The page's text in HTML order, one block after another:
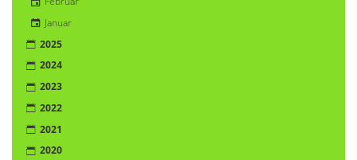
Januar
2025
2024
2023
2022
2021
2020